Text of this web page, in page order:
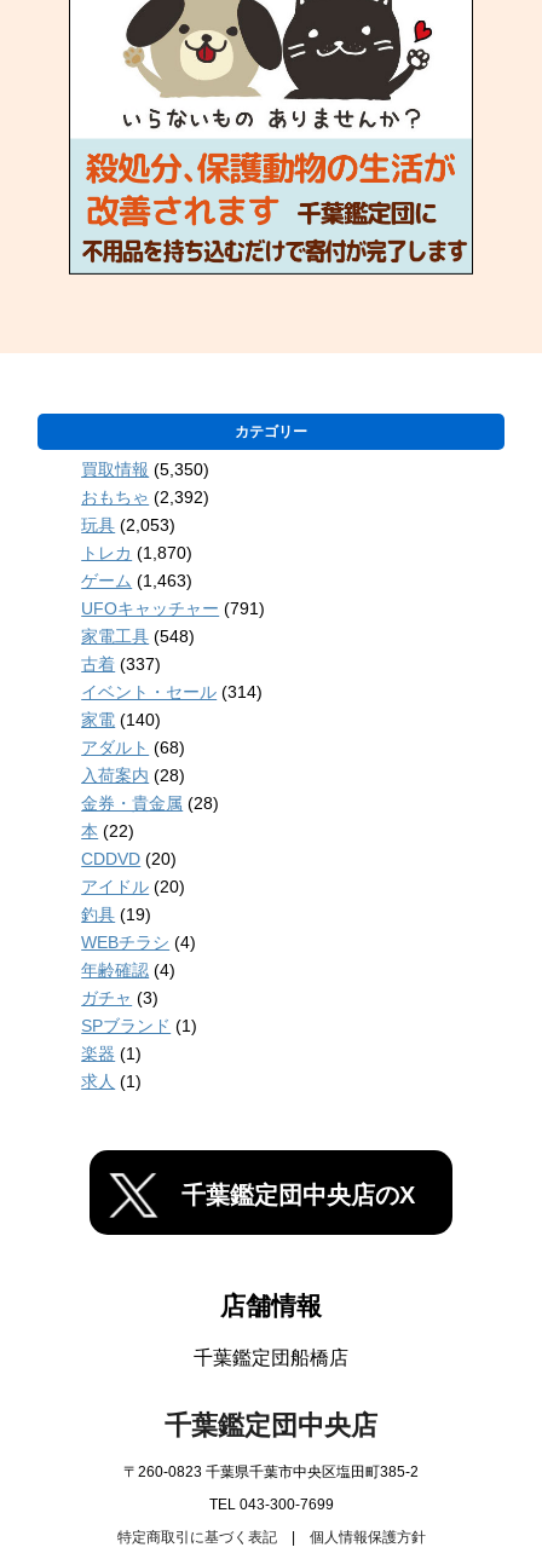
カテゴリー
買取情報 (5,350)
おもちゃ (2,392)
玩具 (2,053)
トレカ (1,870)
ゲーム (1,463)
UFOキャッチャー (791)
家電工具 (548)
古着 (337)
イベント・セール (314)
家電 (140)
アダルト (68)
入荷案内 (28)
金券・貴金属 (28)
本 (22)
CDDVD (20)
アイドル (20)
釣具 (19)
WEBチラシ (4)
年齢確認 (4)
ガチャ (3)
SPブランド (1)
楽器 (1)
求人 (1)
千葉鑑定団中央店のX
店舗情報
千葉鑑定団船橋店
千葉鑑定団中央店
〒260-0823 千葉県千葉市中央区塩田町385-2
TEL 043-300-7699
特定商取引に基づく表記| 個人情報保護方針